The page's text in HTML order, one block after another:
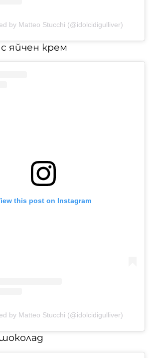
by Matteo Stucchi (@idolcidigulliver)
яйчен крем
this post on Instagram
by Matteo Stucchi (@idolcidigulliver)